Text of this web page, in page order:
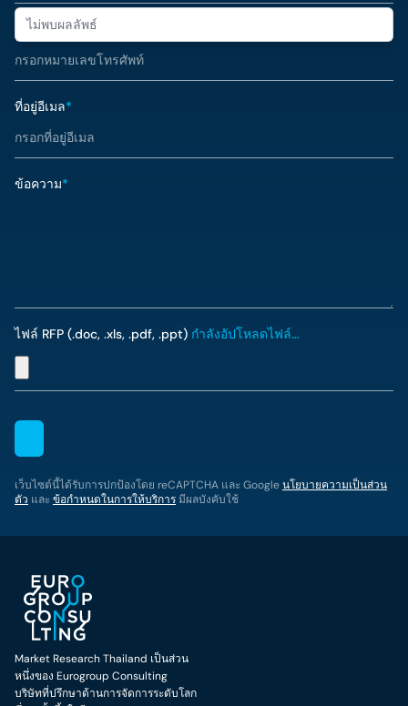
ไม่พบผลลัพธ์
หมายเลขโทรศัพท์
ที่อยู่อีเมล*
ข้อความ*
ไฟล์ RFP (.doc, .xls, .pdf, .ppt) กำลังอัปโหลดไฟล์...
เว็บไซต์นี้ได้รับการปกป้องโดย reCAPTCHA และ Googleนโยบายความเป็นส่วน
ตัว และ ข้อกำหนดในการให้บริการมีผลบังคับใช้
Market Research Thailand เป็นส่วน
หนึ่งของ Eurogroup Consulting
บริษัทที่ปรึกษาด้านการจัดการระดับโลก